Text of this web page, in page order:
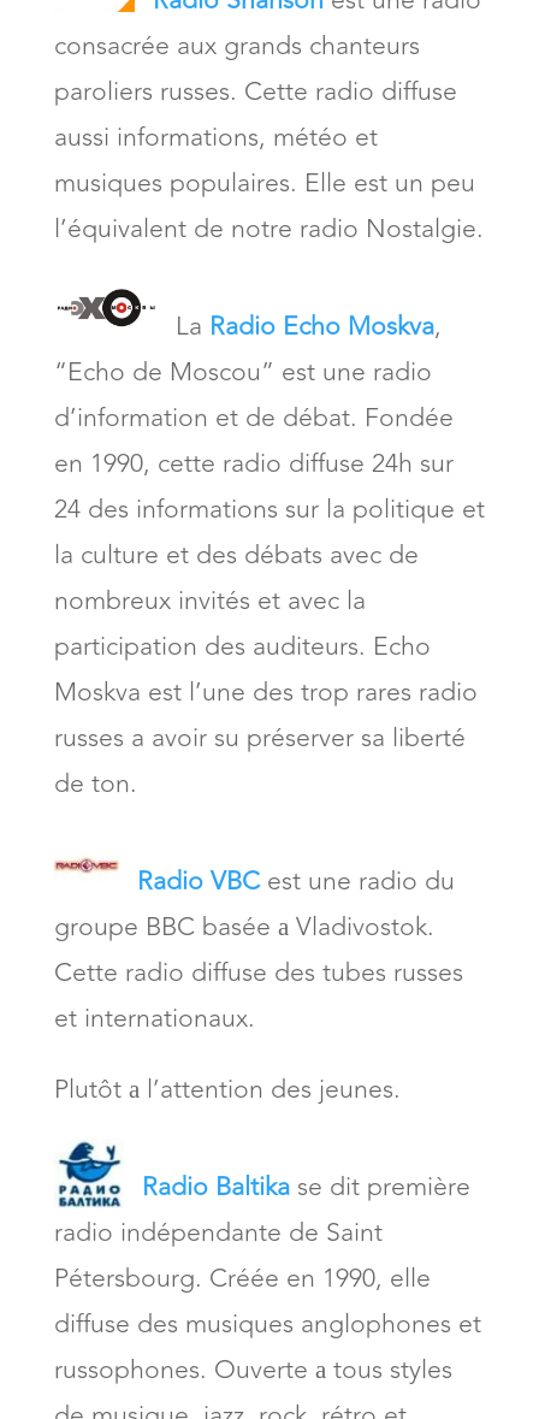
consacrée aux grands chanteurs
paroliers russes. Cette radio diffuse
aussi informations, météo et
musiques populaires. Elle est un peu
l’équivalent de notre radio Nostalgie.
La Radio Echo Moskva,
“Echo de Moscou” est une radio
d’information et de débat. Fondée
en 1990, cette radio diffuse 24h sur
24 des informations sur la politique et
la culture et des débats avec de
nombreux invités et avec la
participation des auditeurs. Echo
Moskva est l’une des trop rares radio
russes a avoir su préserver sa liberté
de ton.
Radio VBCest une radio du
groupe BBC basée а Vladivostok.
Cette radio diffuse des tubes russes
et internationaux.
Plutôt а l’attention des jeunes.
Radio Baltikase dit première
radio indépendante de Saint
Pétersbourg. Créée en 1990, elle
diffuse des musiques anglophones et
russophones. Ouverte а tous styles